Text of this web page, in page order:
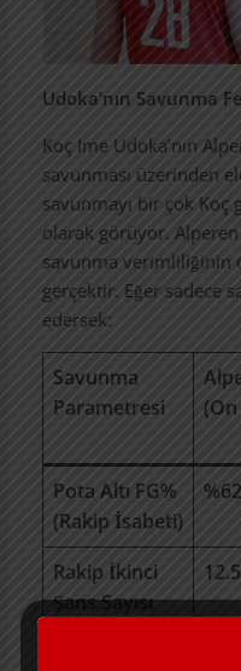
Udoka’nın Savunma
Koç Ime Udoka’nın
savunması üzerinden
savunmayı bir çok Koç
olarak görüyor. Alperen
savunma verimliliğinin
gerçektir. Eğer sadece
edersek:
Savunma
Parametresi
Pota Altı FG%
(Rakip İsabeti)
Rakip İkinci
Şans Sayısı
12.5